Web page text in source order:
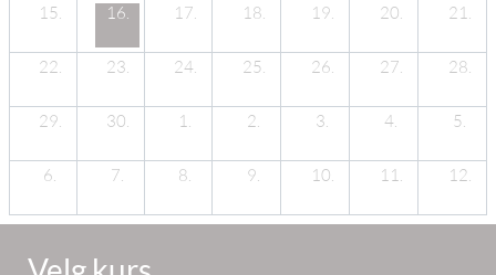
15. 16. 17. 18. 19. 20. 21.
22. 23. 24. 25. 26. 27. 28.
29. 30. 1. 2. 3. 4. 5.
6. 7. 8. 9. 10. 11. 12.